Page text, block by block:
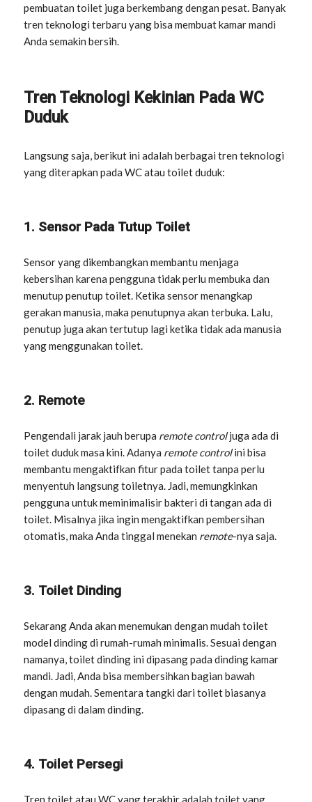
pembuatan toilet juga berkembang dengan pesat. Banyak
tren teknologi terbaru yang bisa membuat kamar mandi
Anda semakin bersih.
Tren Teknologi Kekinian Pada WC
Duduk
Langsung saja, berikut ini adalah berbagai tren teknologi
yang diterapkan pada WC atau toilet duduk:
1. Sensor Pada Tutup Toilet
Sensor yang dikembangkan membantu menjaga
kebersihan karena pengguna tidak perlu membuka dan
menutup penutup toilet. Ketika sensor menangkap
gerakan manusia, maka penutupnya akan terbuka. Lalu,
penutup juga akan tertutup lagi ketika tidak ada manusia
yang menggunakan toilet.
2. Remote
Pengendali jarak jauh berupa remote controljuga ada di
toilet duduk masa kini. Adanya remote controlini bisa
membantu mengaktifkan fitur pada toilet tanpa perlu
menyentuh langsung toiletnya. Jadi, memungkinkan
pengguna untuk meminimalisir bakteri di tangan ada di
toilet. Misalnya jika ingin mengaktifkan pembersihan
otomatis, maka Anda tinggal menekan remote-nya saja.
3. Toilet Dinding
Sekarang Anda akan menemukan dengan mudah toilet
model dinding di rumah-rumah minimalis. Sesuai dengan
namanya, toilet dinding ini dipasang pada dinding kamar
mandi. Jadi, Anda bisa membersihkan bagian bawah
dengan mudah. Sementara tangki dari toilet biasanya
dipasang di dalam dinding.
4. Toilet Persegi
Tren toilet atau WC yang terakhir adalah toilet yang